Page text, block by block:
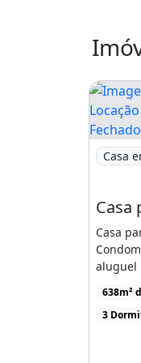
Living
Lazer
Casa
Casa
aluguel
638m²
3